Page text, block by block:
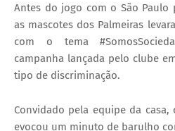
Antes do jogo com o São Paulo
as mascotes dos Palmeiras
com o tema
campanha lançada pelo clube
tipo de discriminação.
Convidado pela equipe da casa,
evocou um minuto de barulho